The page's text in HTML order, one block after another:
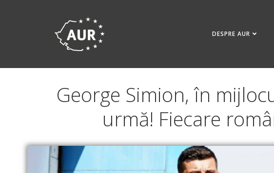
DESPRE AUR
George Simion, în
urmă! Fiecare